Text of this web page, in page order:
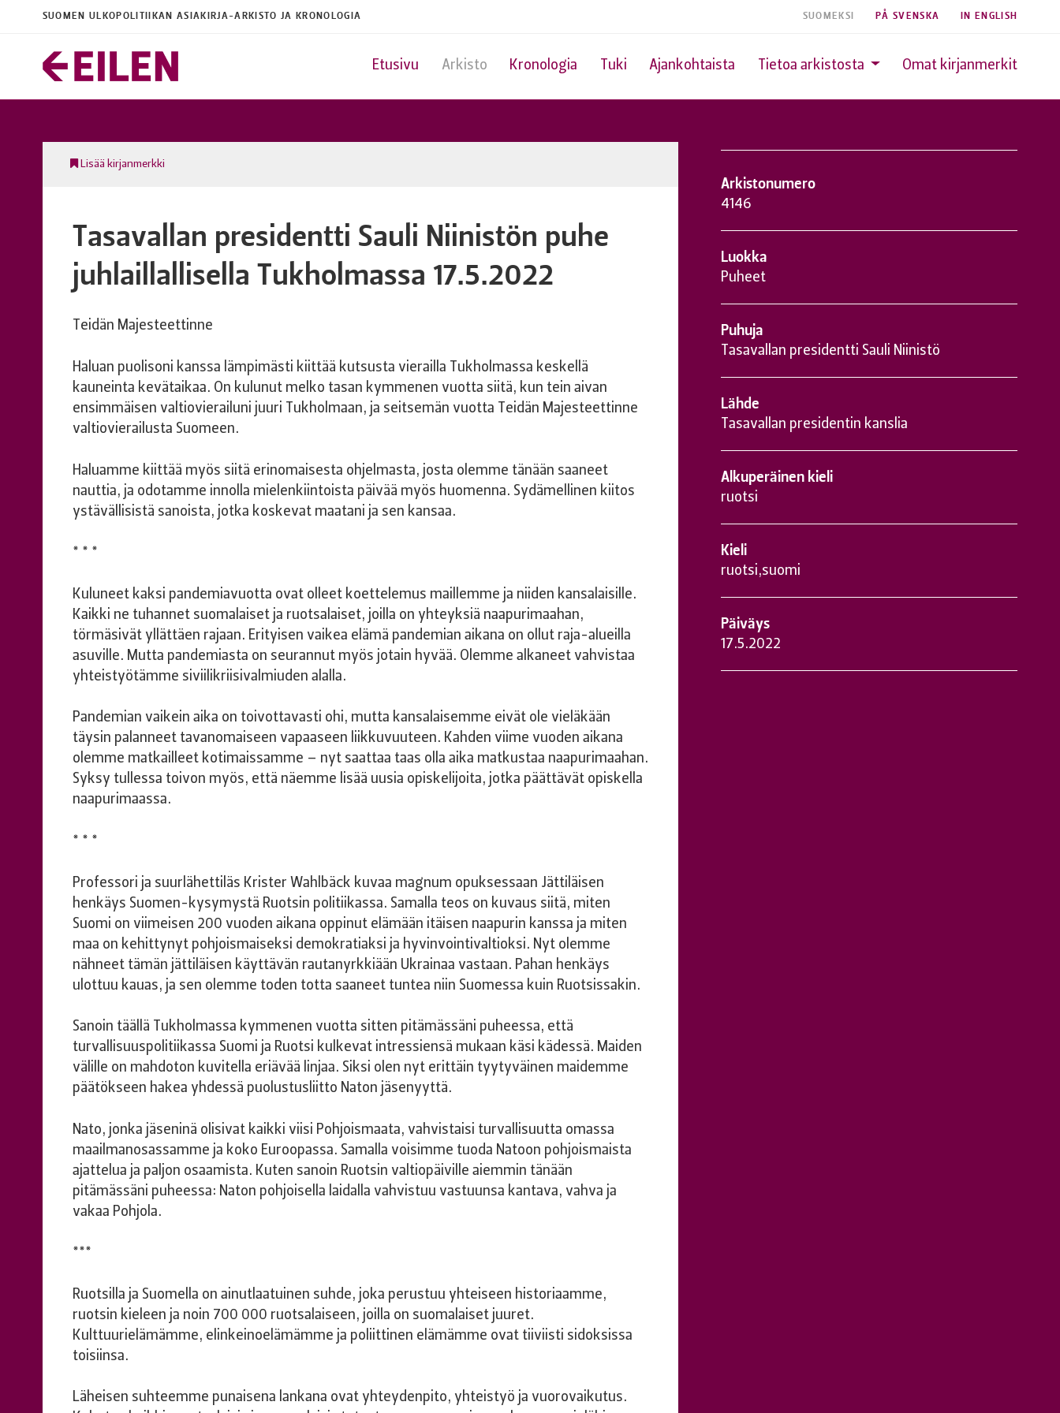
SUOMEN ULKOPOLITIIKAN ASIAKIRJA-ARKISTO JA KRONOLOGIA SUOMEKSI PÅ SVENSKA IN ENGLISH
Etusivu Arkisto Kronologia Tuki Ajankohtaista Tietoa arkistosta Omat kirjanmerkit
Lisää kirjanmerkki
Tasavallan presidentti Sauli Niinistön puhe
juhlaillallisella Tukholmassa 17.5.2022
Teidän Majesteettinne
Haluan puolisoni kanssa lämpimästi kiittää kutsusta vierailla Tukholmassa keskellä
kauneinta kevätaikaa. On kulunut melko tasan kymmenen vuotta siitä, kun tein aivan
ensimmäisen valtiovierailuni juuri Tukholmaan, ja seitsemän vuotta Teidän Majesteettinne
valtiovierailusta Suomeen.
Haluamme kiittää myös siitä erinomaisesta ohjelmasta, josta olemme tänään saaneet
nauttia, ja odotamme innolla mielenkiintoista päivää myös huomenna. Sydämellinen kiitos
ystävällisistä sanoista, jotka koskevat maatani ja sen kansaa.
* * *
Kuluneet kaksi pandemiavuotta ovat olleet koettelemus maillemme ja niiden kansalaisille.
Kaikki ne tuhannet suomalaiset ja ruotsalaiset, joilla on yhteyksiä naapurimaahan,
törmäsivät yllättäen rajaan. Erityisen vaikea elämä pandemian aikana on ollut raja-alueilla
asuville. Mutta pandemiasta on seurannut myös jotain hyvää. Olemme alkaneet vahvistaa
yhteistyötämme siviilikriisivalmiuden alalla.
Pandemian vaikein aika on toivottavasti ohi, mutta kansalaisemme eivät ole vieläkään
täysin palanneet tavanomaiseen vapaaseen liikkuvuuteen. Kahden viime vuoden aikana
olemme matkailleet kotimaissamme – nyt saattaa taas olla aika matkustaa naapurimaahan.
Syksy tullessa toivon myös, että näemme lisää uusia opiskelijoita, jotka päättävät opiskella
naapurimaassa.
* * *
Professori ja suurlähettiläs Krister Wahlbäck kuvaa magnum opuksessaan Jättiläisen
henkäys Suomen-kysymystä Ruotsin politiikassa. Samalla teos on kuvaus siitä, miten
Suomi on viimeisen 200 vuoden aikana oppinut elämään itäisen naapurin kanssa ja miten
maa on kehittynyt pohjoismaiseksi demokratiaksi ja hyvinvointivaltioksi. Nyt olemme
nähneet tämän jättiläisen käyttävän rautanyrkkiään Ukrainaa vastaan. Pahan henkäys
ulottuu kauas, ja sen olemme toden totta saaneet tuntea niin Suomessa kuin Ruotsissakin.
Sanoin täällä Tukholmassa kymmenen vuotta sitten pitämässäni puheessa, että
turvallisuuspolitiikassa Suomi ja Ruotsi kulkevat intressiensä mukaan käsi kädessä. Maiden
välille on mahdoton kuvitella eriävää linjaa. Siksi olen nyt erittäin tyytyväinen maidemme
päätökseen hakea yhdessä puolustusliitto Naton jäsenyyttä.
Nato, jonka jäseninä olisivat kaikki viisi Pohjoismaata, vahvistaisi turvallisuutta omassa
maailmanosassamme ja koko Euroopassa. Samalla voisimme tuoda Natoon pohjoismaista
ajattelua ja paljon osaamista. Kuten sanoin Ruotsin valtiopäiville aiemmin tänään
pitämässäni puheessa: Naton pohjoisella laidalla vahvistuu vastuunsa kantava, vahva ja
vakaa Pohjola.
***
Ruotsilla ja Suomella on ainutlaatuinen suhde, joka perustuu yhteiseen historiaamme,
ruotsin kieleen ja noin 700 000 ruotsalaiseen, joilla on suomalaiset juuret.
Kulttuurielämämme, elinkeinoelämämme ja poliittinen elämämme ovat tiiviisti sidoksissa
toisiinsa.
Läheisen suhteemme punaisena lankana ovat yhteydenpito, yhteistyö ja vuorovaikutus.
Arkistonumero
4146
Luokka
Puheet
Puhuja
Tasavallan presidentti Sauli Niinistö
Lähde
Tasavallan presidentin kanslia
Alkuperäinen kieli
ruotsi
Kieli
ruotsi,suomi
Päiväys
17.5.2022